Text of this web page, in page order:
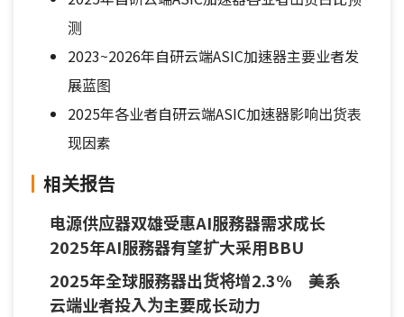
测
2023~2026年自研云端ASIC加速器主要业者发
展蓝图
2025年各业者自研云端ASIC加速器影响出货表
现因素
相关报告
电源供应器双雄受惠AI服務器需求成长
2025年AI服務器有望扩大采用BBU
2025年全球服務器出货将增2.3% 美系
云端业者投入为主要成长动力